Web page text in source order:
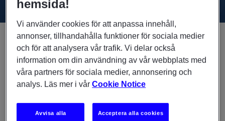
Cloud and Infrastructure-tjänster
Experis driver och administrerar era molntjänster för
snabb Business Transformation.
hemsida!
Vi använder cookies för att anpassa innehåll,
annonser, tillhandahålla funktioner för sociala medier
och för att analysera vår trafik. Vi delar också
information om din användning av vår webbplats med
våra partners för sociala medier, annonsering och
analys. Läs mer i vårCookie Notice
Avvisa alla Acceptera alla cookies